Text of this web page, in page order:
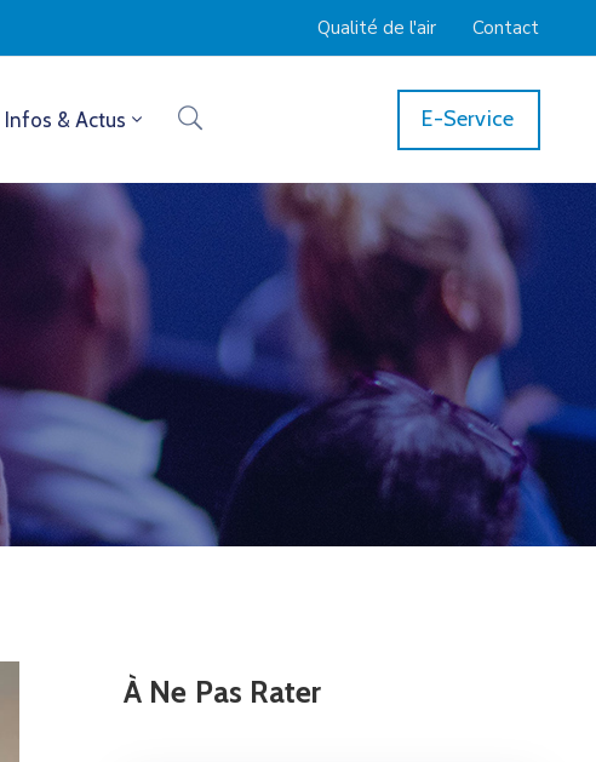
Qualité de l'air Contact
Infos & Actus E-Service
À Ne Pas Rater